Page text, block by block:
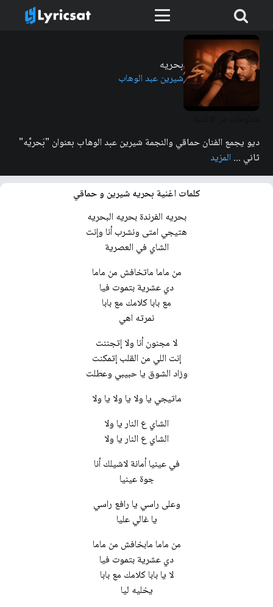
بحريه
شيرين عبد الوهاب
ديو يجمع الفنان حماقي والنجمة شيرين عبد الوهاب بعنوان "بَحريَّه"
ثاني ...المزيد
كلمات اغنية بحريه شيرين و حماقي
بحريه الفرندة بحريه البحريه
هتيجي امتى ونشرب أنا وإنت
الشاي في العصرية
من ماما ماتخافش من ماما
دي عشرية بتموت فيا
مع بابا كلامك مع بابا
نمرته اهي
لا مجنون أنا ولا إتجننت
إنت اللي من القلب إتمكنت
وزاد الشوق يا حبيبي وعطلت
ماتيجي يا ولا يا ولا يا ولا
الشاي ع النار يا ولا
الشاي ع النار يا ولا
في عينيا أمانة لاشيلك أنا
جوة عينيا
وعلى راسي يا رافع راسي
يا غالي عليا
من ماما مابخافش من ماما
دي عشرية بتموت فيا
لا يا بابا كلامك مع بابا
يخليه ليا